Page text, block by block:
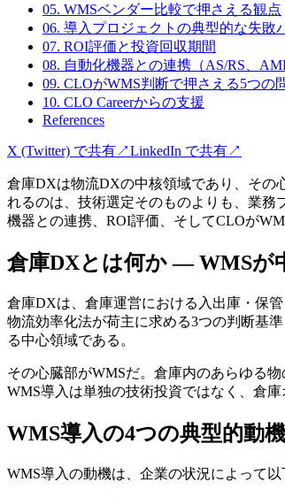
05. WMSベンダー比較で押さえる観点
06. 導入プロジェクトの典型的な失敗
07. ROI評価と投資回収期間
08. 自動化機器との連携（AS/RS、
09. CLOがWMS判断で押さえる5つの
10. CLO Careerからの支援
References
X (Twitter) で共有↗LinkedIn で共有↗
倉庫DXは物流DXの中核領域であり、その
れるのは、技術選定そのものよりも、業務
機器との連携、ROI評価、そしてCLOが
倉庫DXとは何か — WMSが
倉庫DXは、倉庫運営における入出庫・保
物流効率化法が荷主に求める3つの判断基
る中心領域である。
その心臓部がWMSだ。倉庫内のあらゆる
WMS導入は単独の技術投資ではなく、倉
WMS導入の4つの典型的動機
WMS導入の動機は、企業の状況によって以